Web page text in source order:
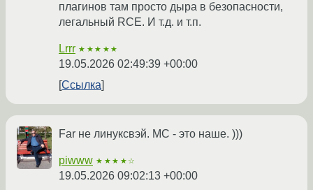
плагинов там просто дыра в безопасности,
легальный RCE. И т.д. и т.п.
Lrrr ★★★★★
19.05.2026 02:49:39 +00:00
Ссылка
Far не линуксвэй. MC - это наше. )))
piwww ★★★★☆
19.05.2026 09:02:13 +00:00